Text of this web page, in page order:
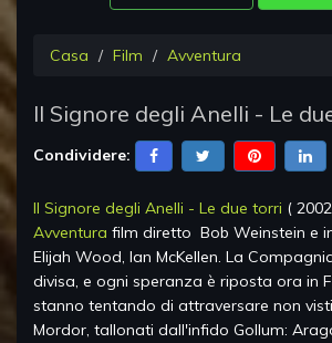
Casa Film Avventura
Il Signore degli Anelli - Le
Condividere:
Il Signore degli Anelli - Le due torri ( 2002
Avventura film diretto Bob Weinstein e
Elijah Wood, Ian McKellen. La
divisa, e ogni speranza è riposta ora in
stanno tentando di attraversare non
Mordor, tallonati dall'infido Gollum: